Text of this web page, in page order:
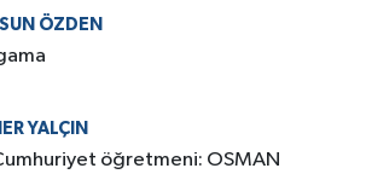
ÖZDEN
YALÇIN
öğretmeni: OSMAN